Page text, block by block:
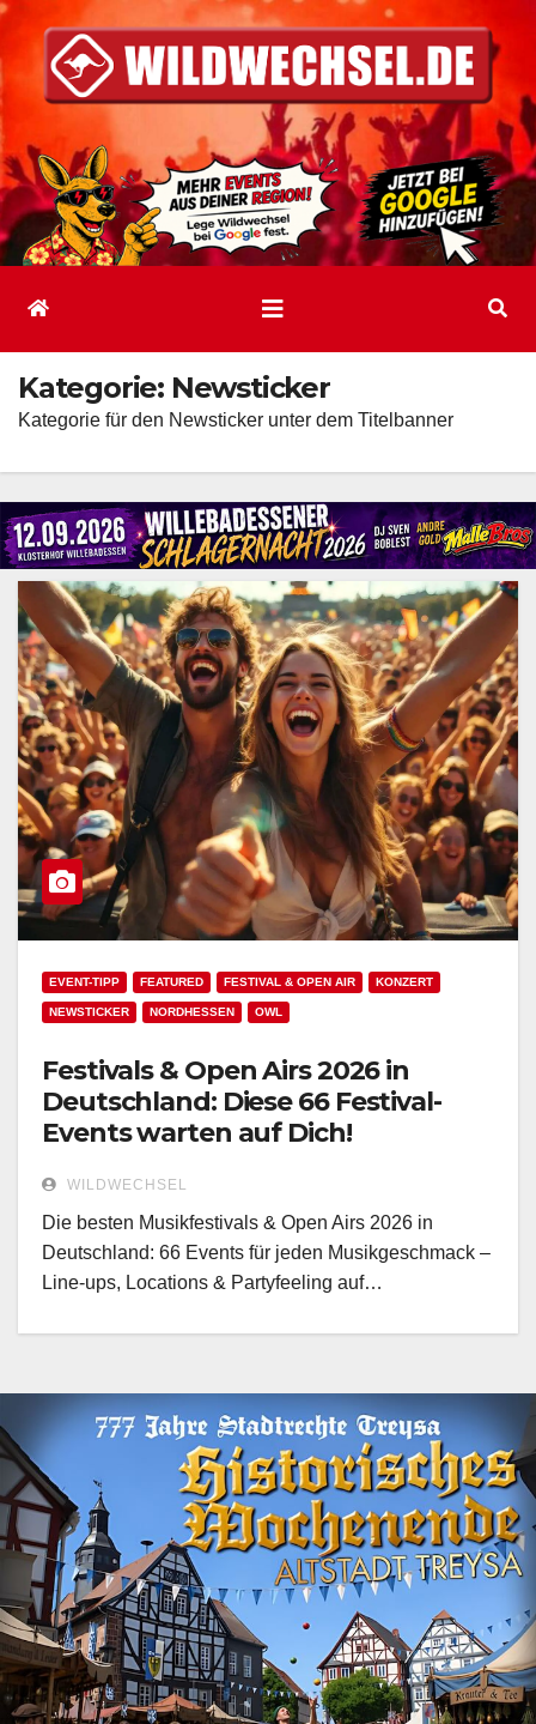
Inhalt
springen
Kategorie: Newsticker
Kategorie für den Newsticker unter dem Titelbanner
EVENT-TIPP FEATURED FESTIVAL & OPEN AIR KONZERT
NEWSTICKER NORDHESSEN OWL
Festivals & Open Airs 2026 in
Deutschland: Diese 66 Festival-
Events warten auf Dich!
WILDWECHSEL
Die besten Musikfestivals & Open Airs 2026 in
Deutschland: 66 Events für jeden Musikgeschmack –
Line-ups, Locations & Partyfeeling auf…